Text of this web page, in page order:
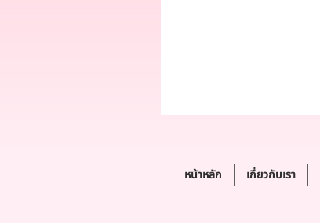
หน้าหลัก เกี่ยวกับเรา